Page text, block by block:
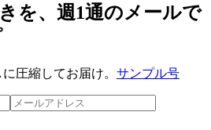
を、週1通のメールで
圧縮してお届け。 サンプル号